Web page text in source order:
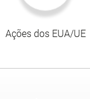
Ações dos EUA/UE